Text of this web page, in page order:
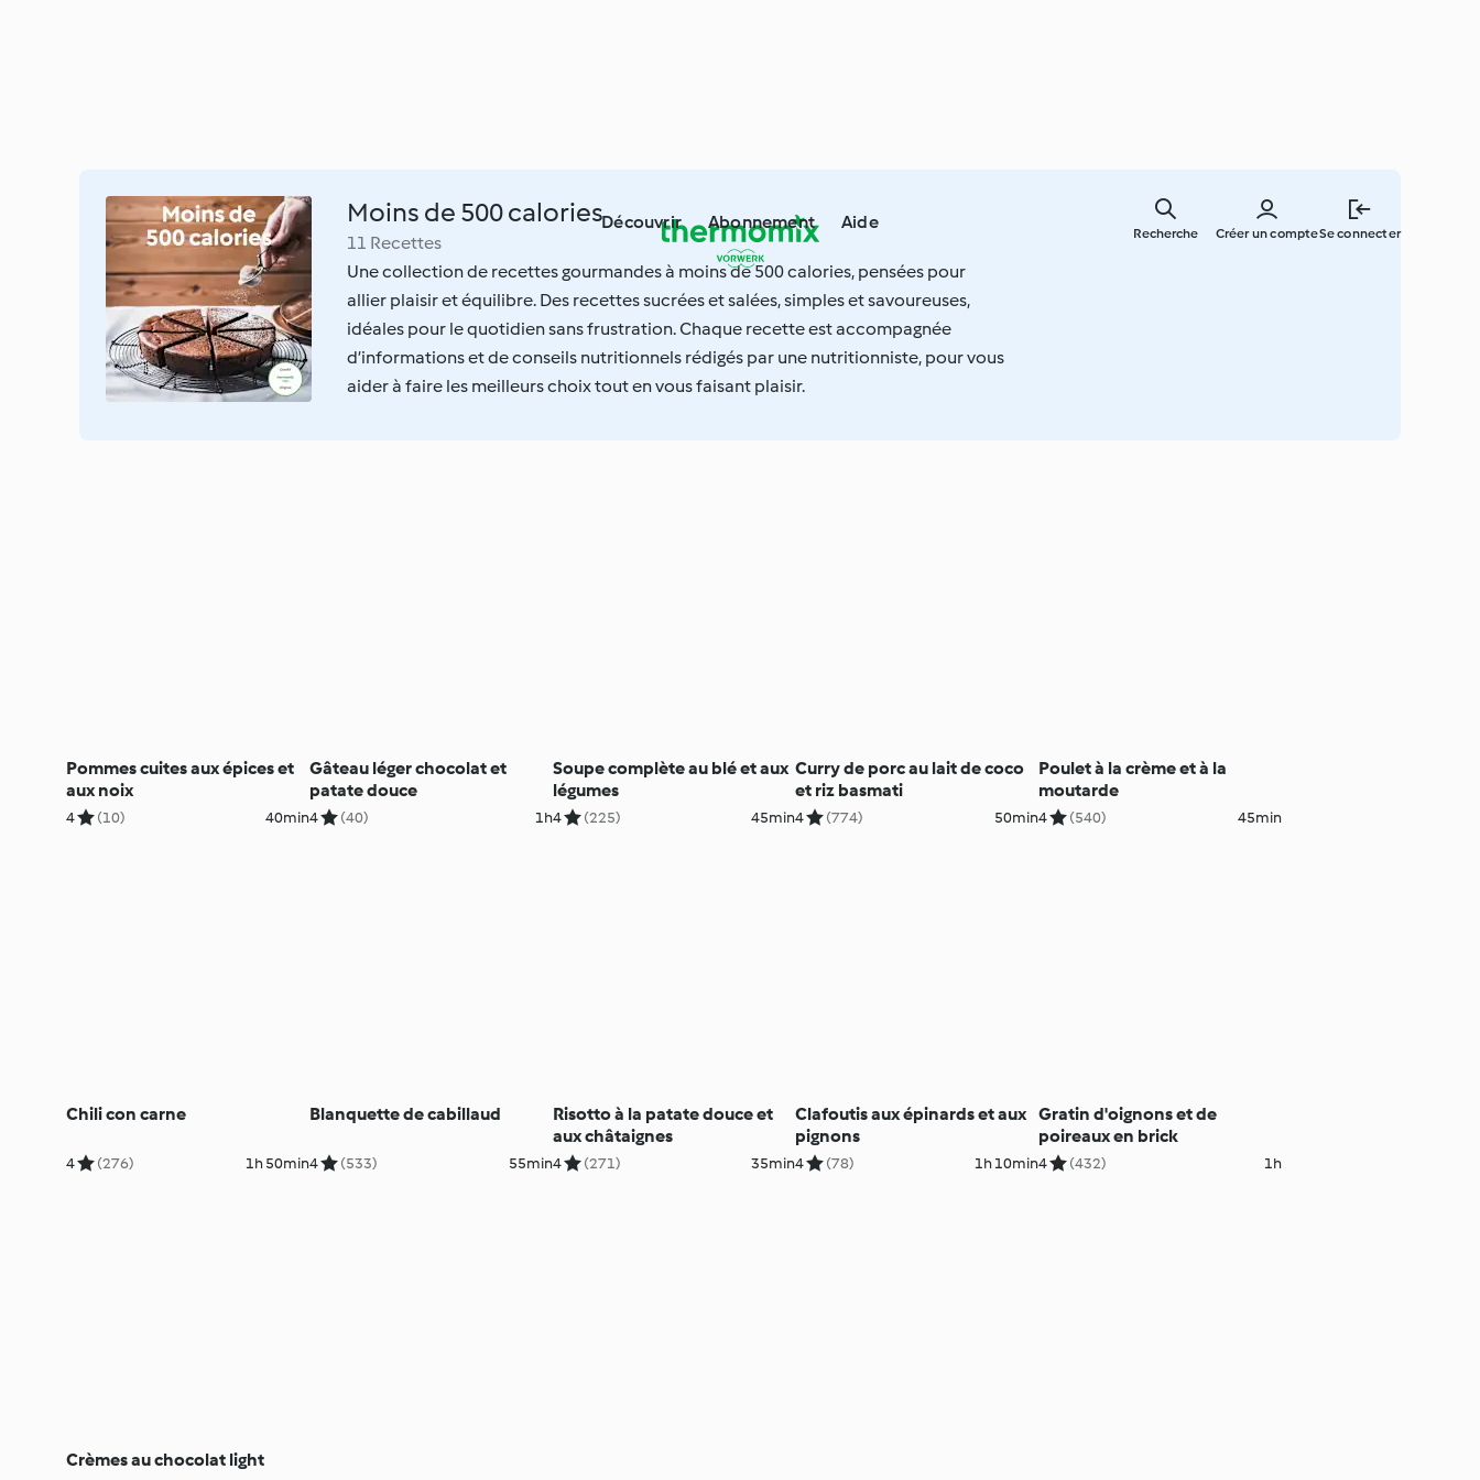
main
Découvrir Abonnement Aide
Créer un compteSe connecter
Recherche
Moins de 500 calories
11 Recettes
Une collection de recettes gourmandes à moins de 500 calories, pensées pour
allier plaisir et équilibre. Des recettes sucrées et salées, simples et savoureuses,
idéales pour le quotidien sans frustration. Chaque recette est accompagnée
d’informations et de conseils nutritionnels rédigés par une nutritionniste, pour vous
aider à faire les meilleurs choix tout en vous faisant plaisir.
Pommes cuites aux épices et
aux noix
4 (10) 40min
Gâteau léger chocolat et
patate douce
4 (40) 1h
Soupe complète au blé et aux
légumes
4 (225) 45min
Curry de porc au lait de coco
et riz basmati
4 (774) 50min
Poulet à la crème et à la
moutarde
4 (540) 45min
Chili con carne
4 (276) 1h 50min
Blanquette de cabillaud
4 (533) 55min
Risotto à la patate douce et
aux châtaignes
4 (271) 35min
Clafoutis aux épinards et aux
pignons
4 (78) 1h 10min
Gratin d'oignons et de
poireaux en brick
4 (432) 1h
Crèmes au chocolat light